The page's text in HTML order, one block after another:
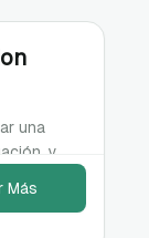
una
y
Más